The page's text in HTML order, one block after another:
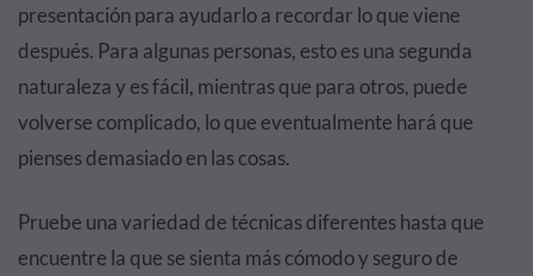
presentación para ayudarlo a recordar lo que viene
después. Para algunas personas, esto es una segunda
naturaleza y es fácil, mientras que para otros, puede
volverse complicado, lo que eventualmente hará que
pienses demasiado en las cosas.
Pruebe una variedad de técnicas diferentes hasta que
encuentre la que se sienta más cómodo y seguro de